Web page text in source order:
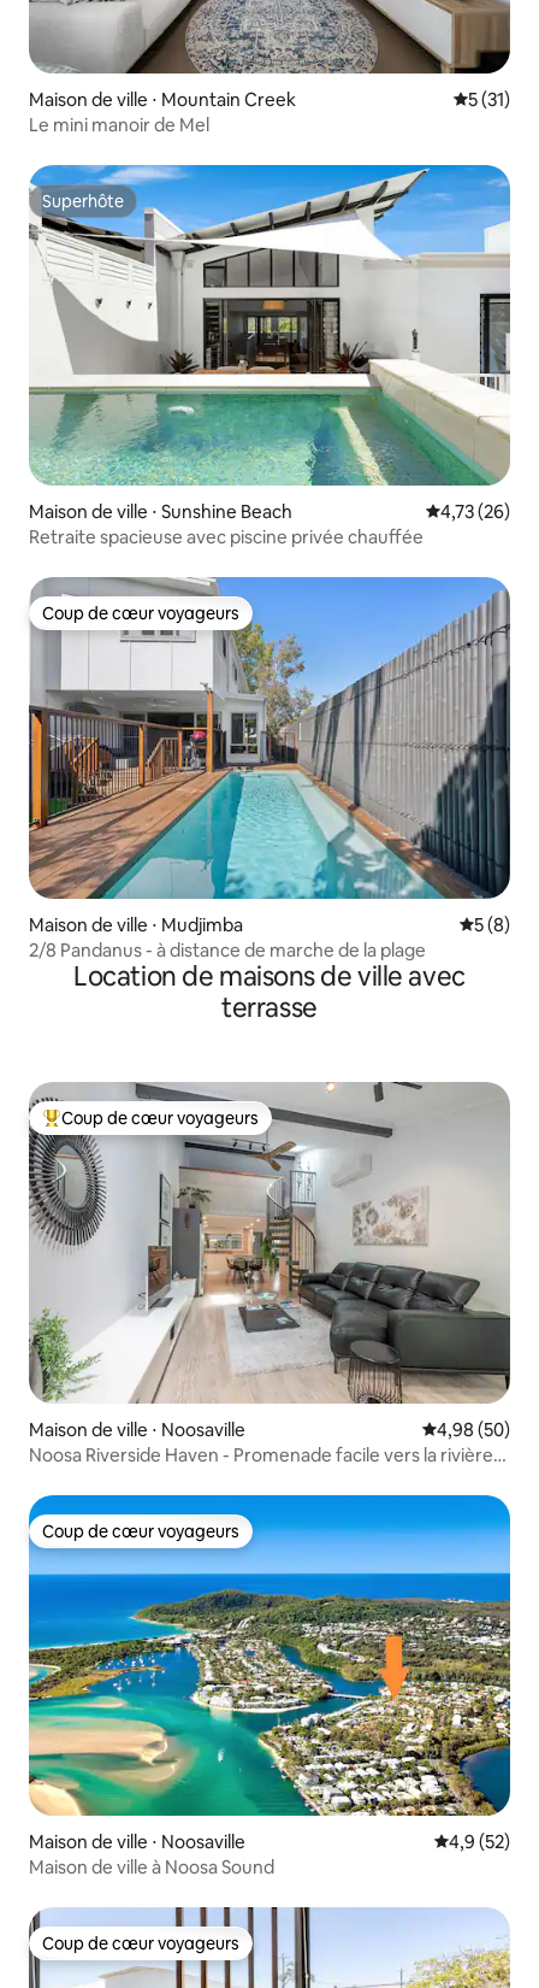
Maison de ville ⋅ Mountain Creek
5 (31)
Le mini manoir de Mel
Superhôte
Superhôte
Maison de ville ⋅ Sunshine Beach Évaluation
4,73 (26)
Retraite spacieuse avec piscine privée chauffée
Coup de cœur voyageurs
Coup de cœur voyageurs
Maison de ville ⋅ Mudjimba
5 (8)
2/8 Pandanus - à distance de marche de la plage
Location de maisons de ville avec
terrasse
Coups de cœur voyageurs les plus appréciés
Coup de cœur voyageurs
Maison de ville ⋅ Noosaville Évaluation
4,98 (50)
Noosa Riverside Haven - Promenade facile vers la rivière
Coup de cœur voyageurs
Coup de cœur voyageurs
Maison de ville ⋅ Noosaville Évaluation
4,9 (52)
Maison de ville à Noosa Sound
Coup de cœur voyageurs
Coup de cœur voyageurs